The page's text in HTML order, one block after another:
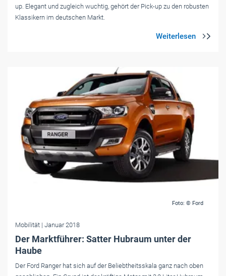
up. Elegant und zugleich wuchtig, gehört der Pick-up zu den robusten
Klassikern im deutschen Markt.
Foto: © Ford
Mobilität | Januar 2018
Der Marktführer: Satter Hubraum unter der
Haube
Der Ford Ranger hat sich auf der Beliebtheitsskala ganz nach oben